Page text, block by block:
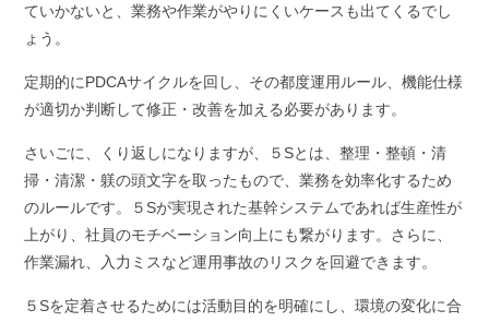
ていかないと、業務や作業がやりにくいケースも出てくるでし
ょう。
定期的にPDCAサイクルを回し、その都度運用ルール、機能仕様
が適切か判断して修正・改善を加える必要があります。
さいごに、くり返しになりますが、５Sとは、整理・整頓・清
掃・清潔・躾の頭文字を取ったもので、業務を効率化するため
のルールです。５Sが実現された基幹システムであれば生産性が
上がり、社員のモチベーション向上にも繋がります。さらに、
作業漏れ、入力ミスなど運用事故のリスクを回避できます。
５Sを定着させるためには活動目的を明確にし、環境の変化に合